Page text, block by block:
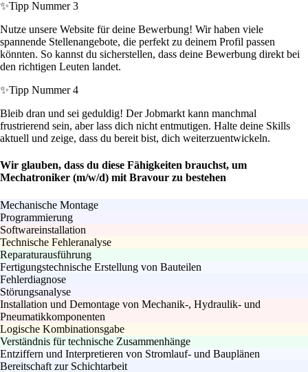
✨Tipp Nummer 3
Nutze unsere Website für deine Bewerbung! Wir haben viele
spannende Stellenangebote, die perfekt zu deinem Profil passen
könnten. So kannst du sicherstellen, dass deine Bewerbung direkt bei
den richtigen Leuten landet.
✨Tipp Nummer 4
Bleib dran und sei geduldig! Der Jobmarkt kann manchmal
frustrierend sein, aber lass dich nicht entmutigen. Halte deine Skills
aktuell und zeige, dass du bereit bist, dich weiterzuentwickeln.
Wir glauben, dass du diese Fähigkeiten brauchst, um
Mechatroniker (m/w/d) mit Bravour zu bestehen
Mechanische Montage
Programmierung
Softwareinstallation
Technische Fehleranalyse
Reparaturausführung
Fertigungstechnische Erstellung von Bauteilen
Fehlerdiagnose
Störungsanalyse
Installation und Demontage von Mechanik-, Hydraulik- und
Pneumatikkomponenten
Logische Kombinationsgabe
Verständnis für technische Zusammenhänge
Entziffern und Interpretieren von Stromlauf- und Bauplänen
Bereitschaft zur Schichtarbeit